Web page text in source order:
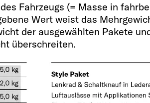
Fahrzeugs (= Masse in
Wert weist das
der ausgewählten Pakete
überschreiten.
(kg)